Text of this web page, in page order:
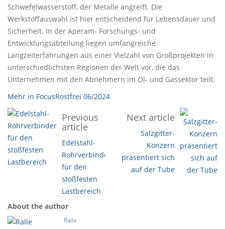
Schwefelwasserstoff, der Metalle angreift. Die
Werkstoffauswahl ist hier entscheidend für Lebensdauer und
Sicherheit. In der Aperam- Forschungs- und
Entwicklungsabteilung liegen umfangreiche
Langzeiterfahrungen aus einer Vielzahl von Großprojekten in
unterschiedlichsten Regionen der Welt vor, die das
Unternehmen mit den Abnehmern im Öl- und Gassektor teilt.
Mehr in FocusRostfrei 06/2024
Previous
article
Edelstahl-
Rohrverbinder
für den
stoßfesten
Lastbereich
Next article
Salzgitter-
Konzern
präsentiert sich
auf der Tube
About the author
Ralle